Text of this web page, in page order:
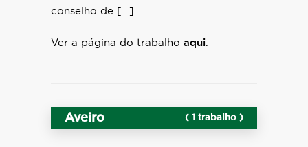
conselho de […]
Ver a página do trabalho aqui.
Aveiro ( 1 trabalho )